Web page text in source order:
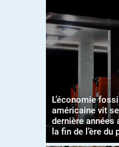
L’économie
américaine vit
dernière années
la fin de l’ère du